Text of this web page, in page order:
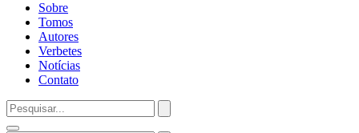
Sobre
Tomos
Autores
Verbetes
Notícias
Contato